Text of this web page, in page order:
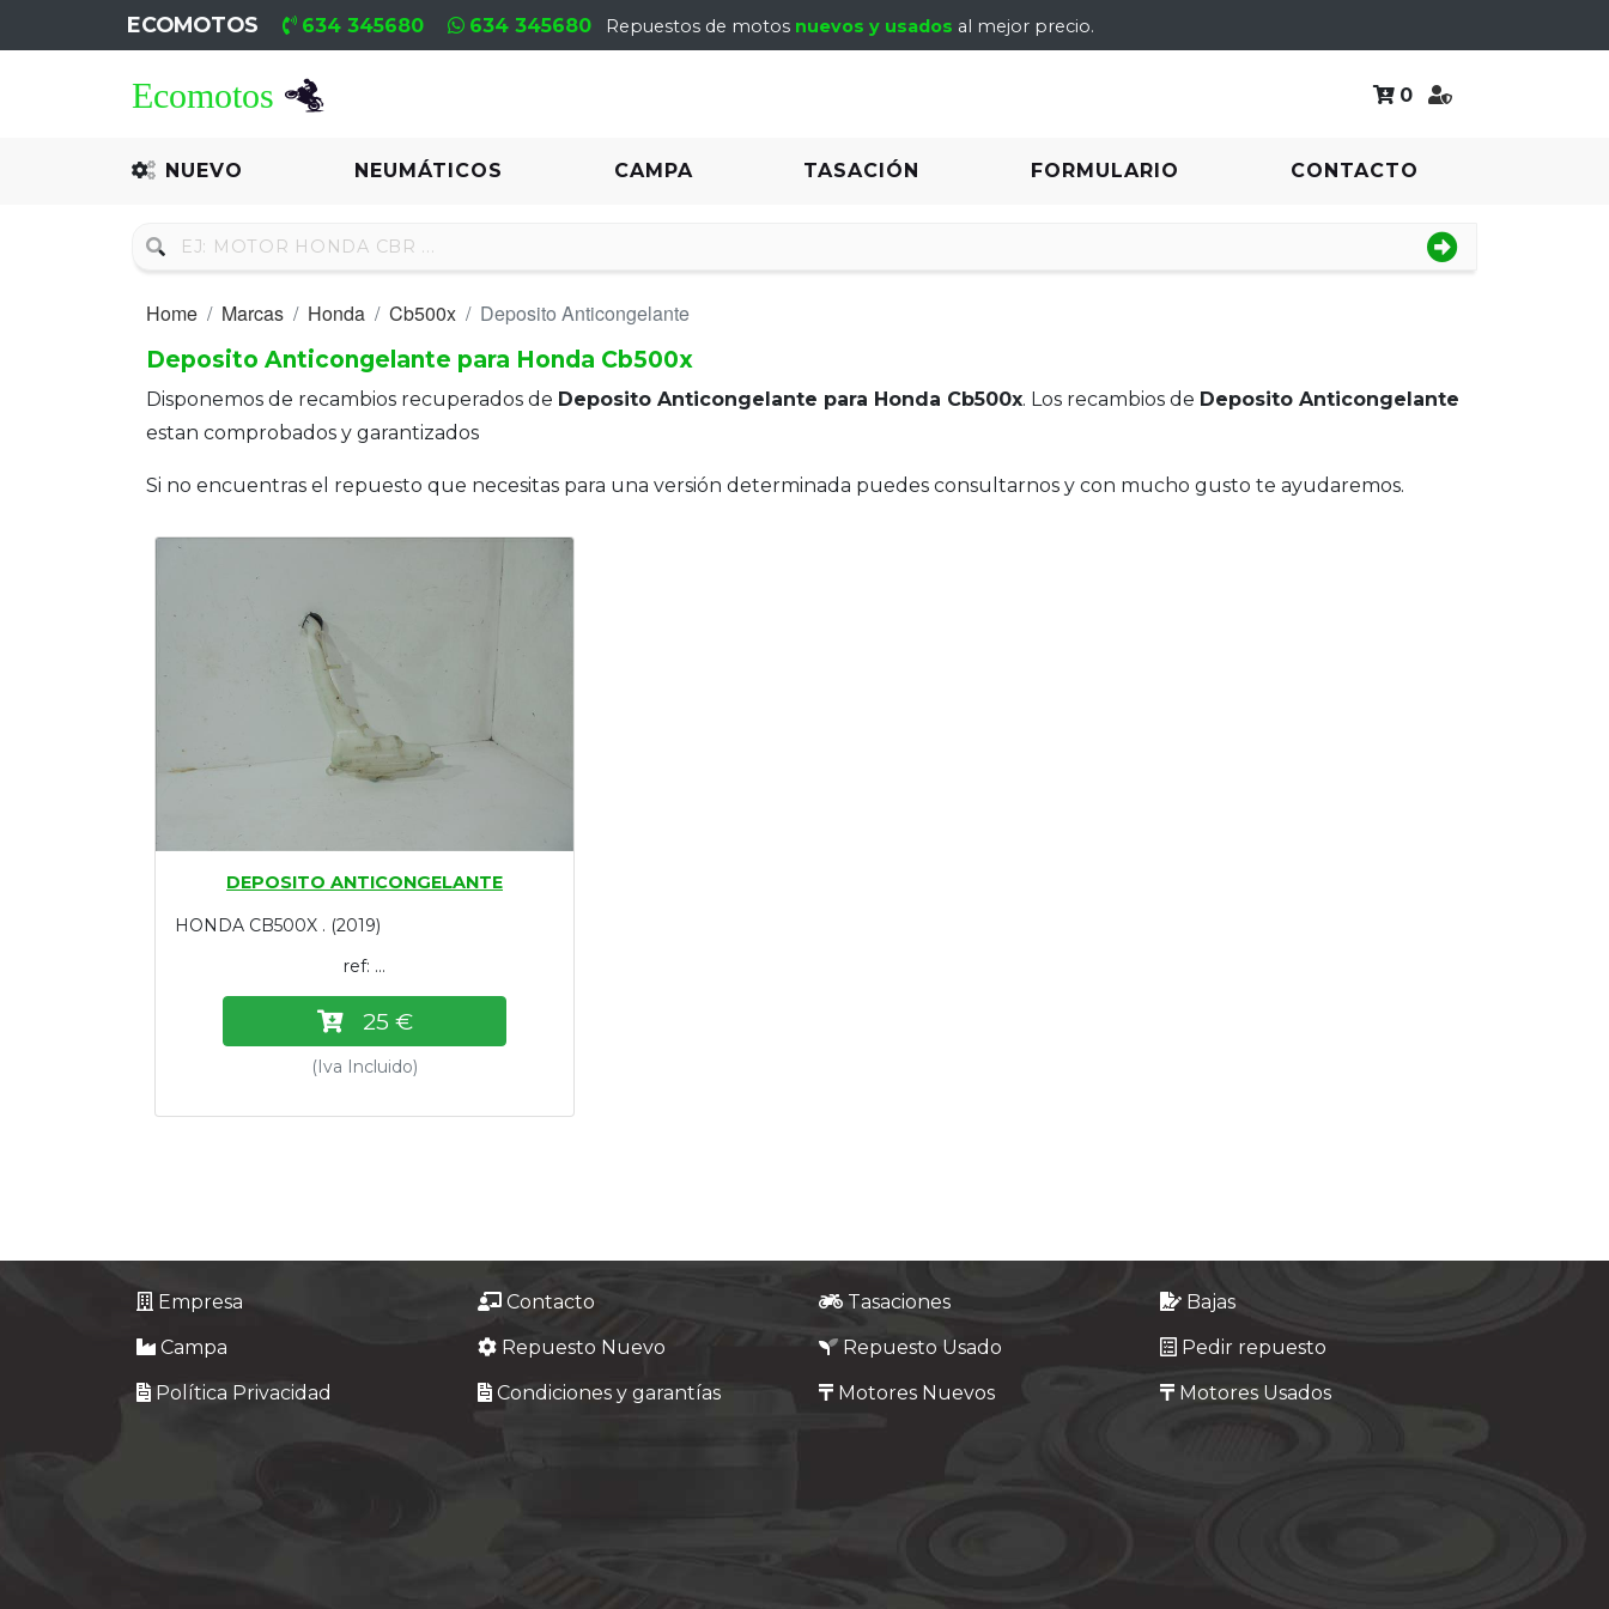
ECOMOTOS 634 345680 634 345680 Repuestos de motos nuevos y usados al mejor precio.
0
NUEVO NEUMÁTICOS CAMPA TASACIÓN FORMULARIO CONTACTO
Recambio
Neumáticos
Motores
Motores
Home Marcas Honda Cb500x
Deposito Anticongelante
Deposito Anticongelante para Honda Cb500x
Disponemos de recambios recuperados de Deposito Anticongelante para Honda Cb500x. Los recambios de Deposito Anticongelante
estan comprobados y garantizados
Si no encuentras el repuesto que necesitas para una versión determinada puedes consultarnos y con mucho gusto te ayudaremos.
DEPOSITO ANTICONGELANTE
HONDA CB500X . (2019)
ref: ...
25 €
(Iva Incluido)
Empresa Contacto Tasaciones
Bajas
Campa
Repuesto Nuevo Repuesto Usado
Pedir repuesto
Política Privacidad
Condiciones y garantías Motores Nuevos Motores Usados